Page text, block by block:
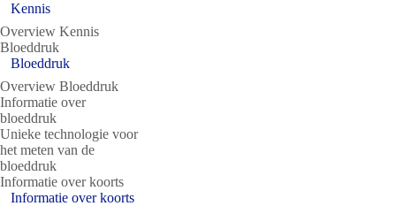
Kennis
Overview Kennis
Bloeddruk
Bloeddruk
Overview Bloeddruk
Informatie over
bloeddruk
Unieke technologie voor
het meten van de
bloeddruk
Informatie over koorts
Informatie over koorts